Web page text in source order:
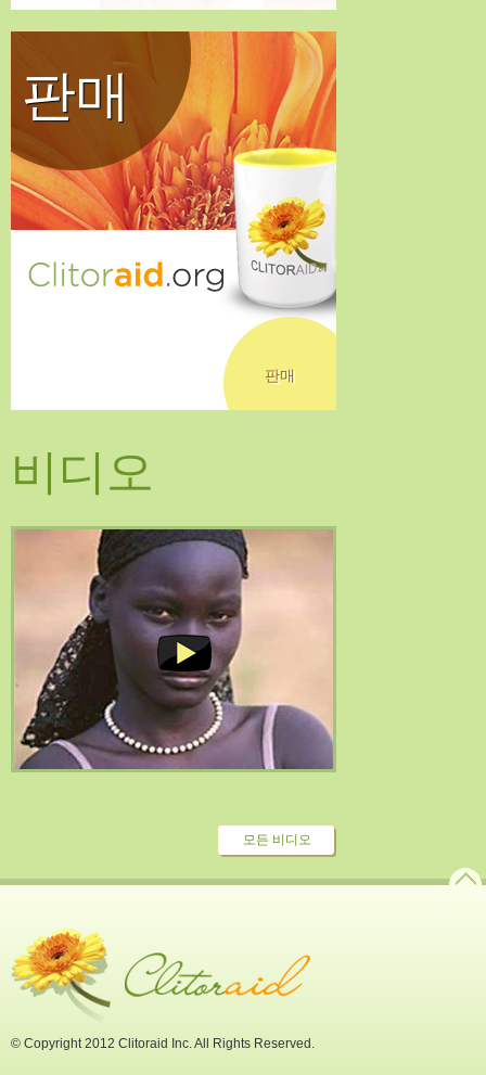
판매
판매
비디오
모든 비디오
© Copyright 2012 Clitoraid Inc. All Rights Reserved.